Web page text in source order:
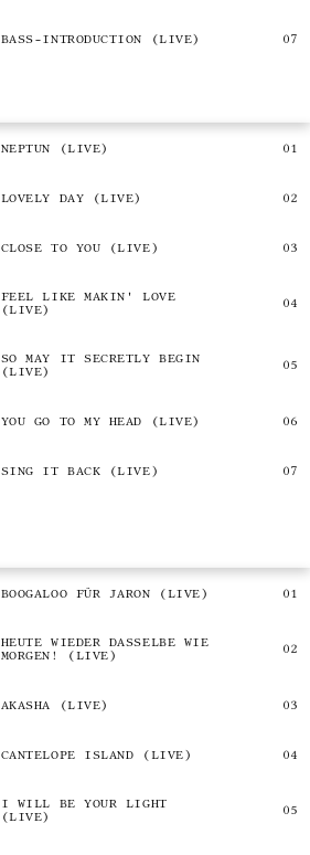
BASS-INTRODUCTION (LIVE)
NEPTUN (LIVE)
LOVELY DAY (LIVE)
CLOSE TO YOU (LIVE)
FEEL LIKE MAKIN' LOVE
(LIVE)
SO MAY IT SECRETLY BEGIN
(LIVE)
YOU GO TO MY HEAD (LIVE)
SING IT BACK (LIVE)
BOOGALOO FÜR JARON (LIVE)
HEUTE WIEDER DASSELBE WIE
MORGEN! (LIVE)
AKASHA (LIVE)
CANTELOPE ISLAND (LIVE)
I WILL BE YOUR LIGHT
(LIVE)